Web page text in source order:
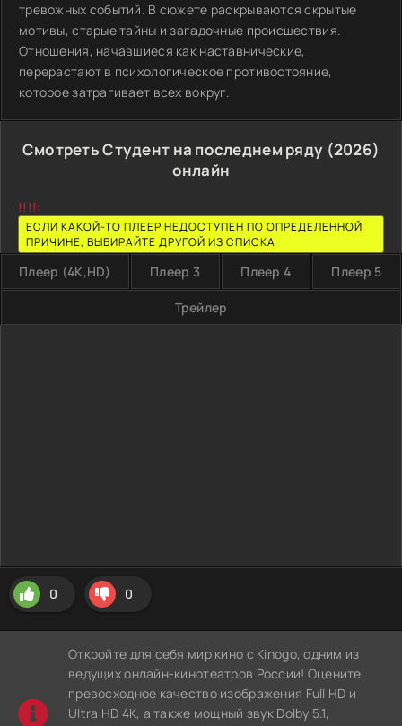
тревожных событий. В сюжете раскрываются скрытые
мотивы, старые тайны и загадочные происшествия.
Отношения, начавшиеся как наставнические,
перерастают в психологическое противостояние,
которое затрагивает всех вокруг.
Смотреть Студент на последнем ряду (2026)
онлайн
!!!!:
ЕСЛИ КАКОЙ-ТО ПЛЕЕР НЕДОСТУПЕН ПО ОПРЕДЕЛЕННОЙ
ПРИЧИНЕ, ВЫБИРАЙТЕ ДРУГОЙ ИЗ СПИСКА
Плеер (4K,HD) Плеер 3 Плеер 4 Плеер 5
Трейлер
0 0
Откройте для себя мир кино с Kinogo, одним из
ведущих онлайн-кинотеатров России! Оцените
превосходное качество изображения Full HD и
Ultra HD 4K, а также мощный звук Dolby 5.1,